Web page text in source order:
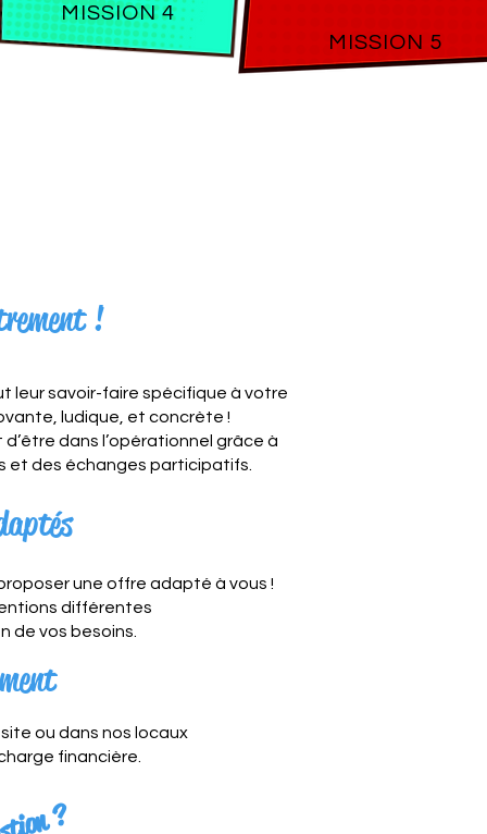
MISSION 4
MISSION 5
!
leur savoir-faire spécifique à votre
ludique, et concrète !
dans l’opérationnel grâce à
et des échanges participatifs.
une offre adapté à vous !
différentes
de vos besoins.
ou dans nos locaux
financière.